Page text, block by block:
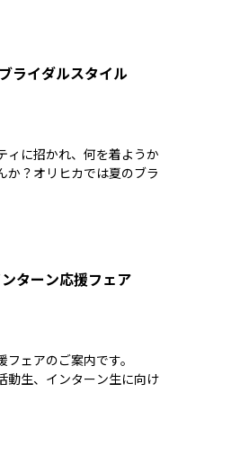
ライダルスタイル
ィに招かれ、何を着ようか
か？オリヒカでは夏のブラ
ターン応援フェア
ェアのご案内です。
動生、インターン生に向け